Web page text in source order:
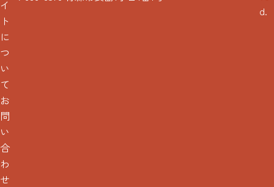
イ
ト
に
つ
い
て
お
問
い
合
わ
せ
d.